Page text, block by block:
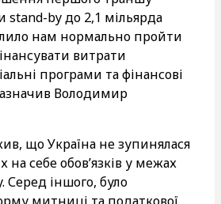
stand-by до 2,1 мільярда
нам нормально пройти
витрати
програми та фінансові
Володимир
що Україна не зупинялася
на себе обов’язків у межах
Серед іншого, було